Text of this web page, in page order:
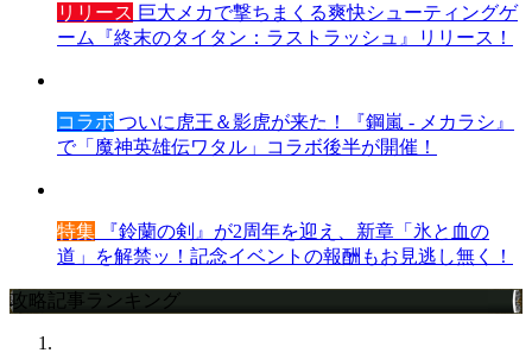
リリース 巨大メカで撃ちまくる爽快シューティングゲ
ーム『終末のタイタン：ラストラッシュ』リリース！
コラボ ついに虎王＆影虎が来た！『鋼嵐 - メカラシ』
で「魔神英雄伝ワタル」コラボ後半が開催！
特集 『鈴蘭の剣』が2周年を迎え、新章「氷と血の
道」を解禁ッ！記念イベントの報酬もお見逃し無く！
攻略記事ランキング